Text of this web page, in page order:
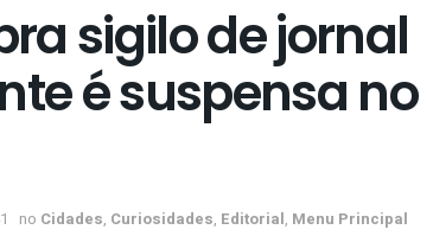
sigilo de jornal
é suspensa no
no Cidades, Curiosidades, Editorial, Menu Principal